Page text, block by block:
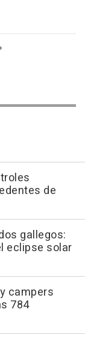
de
gallegos:
eclipse solar
campers
784